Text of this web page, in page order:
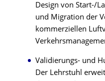
Design von Start-/
und Migration der
kommerziellen
Validierungs- und
Der Lehrstuhl